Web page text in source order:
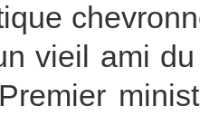
vieil ami